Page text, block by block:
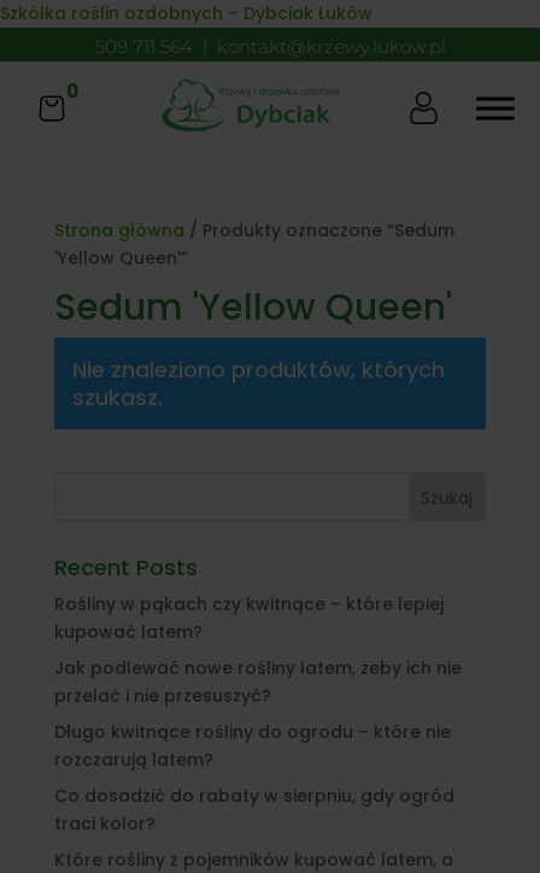
Skip to content
Szkółka roślin ozdobnych – Dybciak Łuków
509 711 564 | kontakt@krzewy.lukow.pl
0
Strona główna / Produkty oznaczone “Sedum
'Yellow Queen'”
Sedum 'Yellow Queen'
Nie znaleziono produktów, których
szukasz.
Szukaj
Recent Posts
Rośliny w pąkach czy kwitnące – które lepiej
kupować latem?
Jak podlewać nowe rośliny latem, żeby ich nie
przelać i nie przesuszyć?
Długo kwitnące rośliny do ogrodu – które nie
rozczarują latem?
Co dosadzić do rabaty w sierpniu, gdy ogród
traci kolor?
Które rośliny z pojemników kupować latem, a